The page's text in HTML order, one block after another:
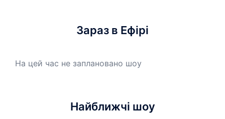
Зараз в Ефірі
На цей час не заплановано шоу
Найближчі шоу